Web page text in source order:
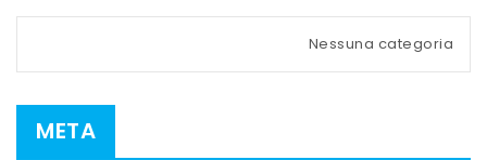
Nessuna categoria
META